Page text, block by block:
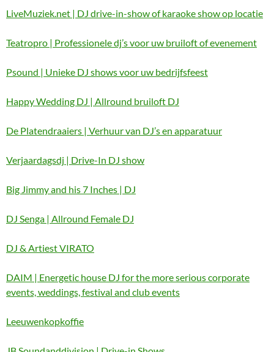
LiveMuziek.net | DJ drive-in-show of karaoke show op locatie
Teatropro | Professionele dj’s voor uw bruiloft of evenement
Psound | Unieke DJ shows voor uw bedrijfsfeest
Happy Wedding DJ | Allround bruiloft DJ
De Platendraaiers | Verhuur van DJ’s en apparatuur
Verjaardagsdj | Drive-In DJ show
Big Jimmy and his 7 Inches | DJ
DJ Senga | Allround Female DJ
DJ & Artiest VIRATO
DAIM | Energetic house DJ for the more serious corporate
events, weddings, festival and club events
Leeuwenkopkoffie